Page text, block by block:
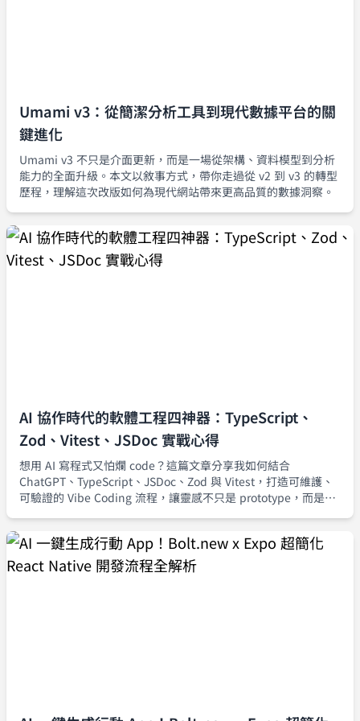
Umami v3：從簡潔分析工具到現代數據平台的關
鍵進化
Umami v3 不只是介面更新，而是一場從架構、資料模型到分析
能力的全面升級。本文以敘事方式，帶你走過從 v2 到 v3 的轉型
歷程，理解這次改版如何為現代網站帶來更高品質的數據洞察。
AI 協作時代的軟體工程四神器：TypeScript、
Zod、Vitest、JSDoc 實戰心得
想用 AI 寫程式又怕爛 code？這篇文章分享我如何結合
ChatGPT、TypeScript、JSDoc、Zod 與 Vitest，打造可維護、
可驗證的 Vibe Coding 流程，讓靈感不只是 prototype，而是真